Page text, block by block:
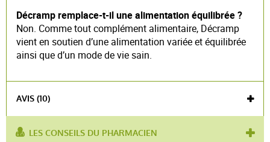
Décramp remplace-t-il une alimentation équilibrée ?
Non. Comme tout complément alimentaire, Décramp
vient en soutien d’une alimentation variée et équilibrée
ainsi que d’un mode de vie sain.
AVIS (10)
LES CONSEILS DU PHARMACIEN